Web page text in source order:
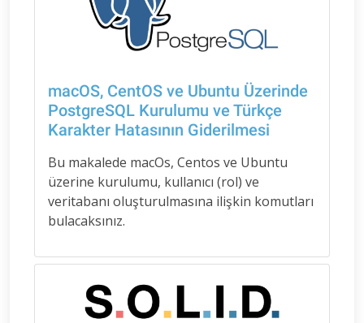
macOS, CentOS ve Ubuntu Üzerinde
PostgreSQL Kurulumu ve Türkçe
Karakter Hatasının Giderilmesi
Bu makalede macOs, Centos ve Ubuntu
üzerine kurulumu, kullanıcı (rol) ve
veritabanı oluşturulmasına ilişkin komutları
bulacaksınız.